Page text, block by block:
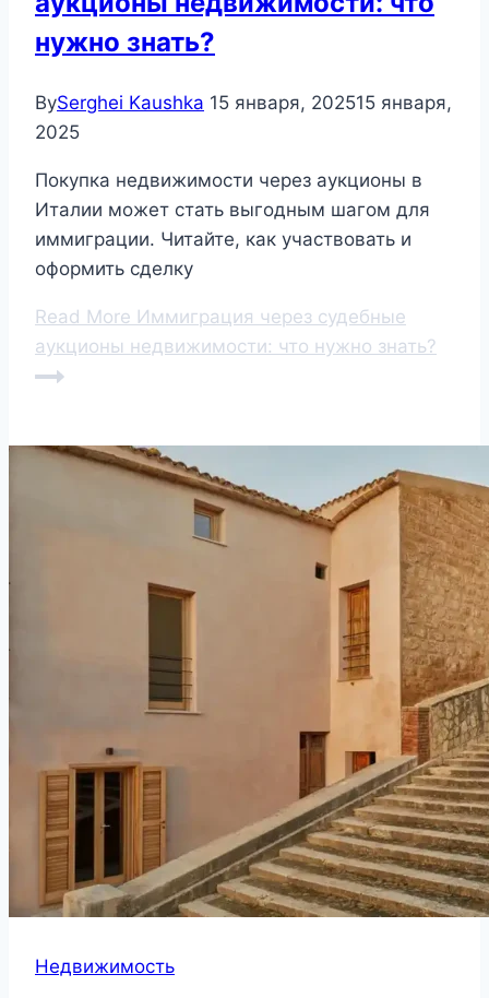
нужно знать?
BySerghei Kaushka 15 января, 202515 января,
2025
Покупка недвижимости через аукционы в
Италии может стать выгодным шагом для
иммиграции. Читайте, как участвовать и
оформить сделку
Read More Иммиграция через судебные
аукционы недвижимости: что нужно знать?
Недвижимость